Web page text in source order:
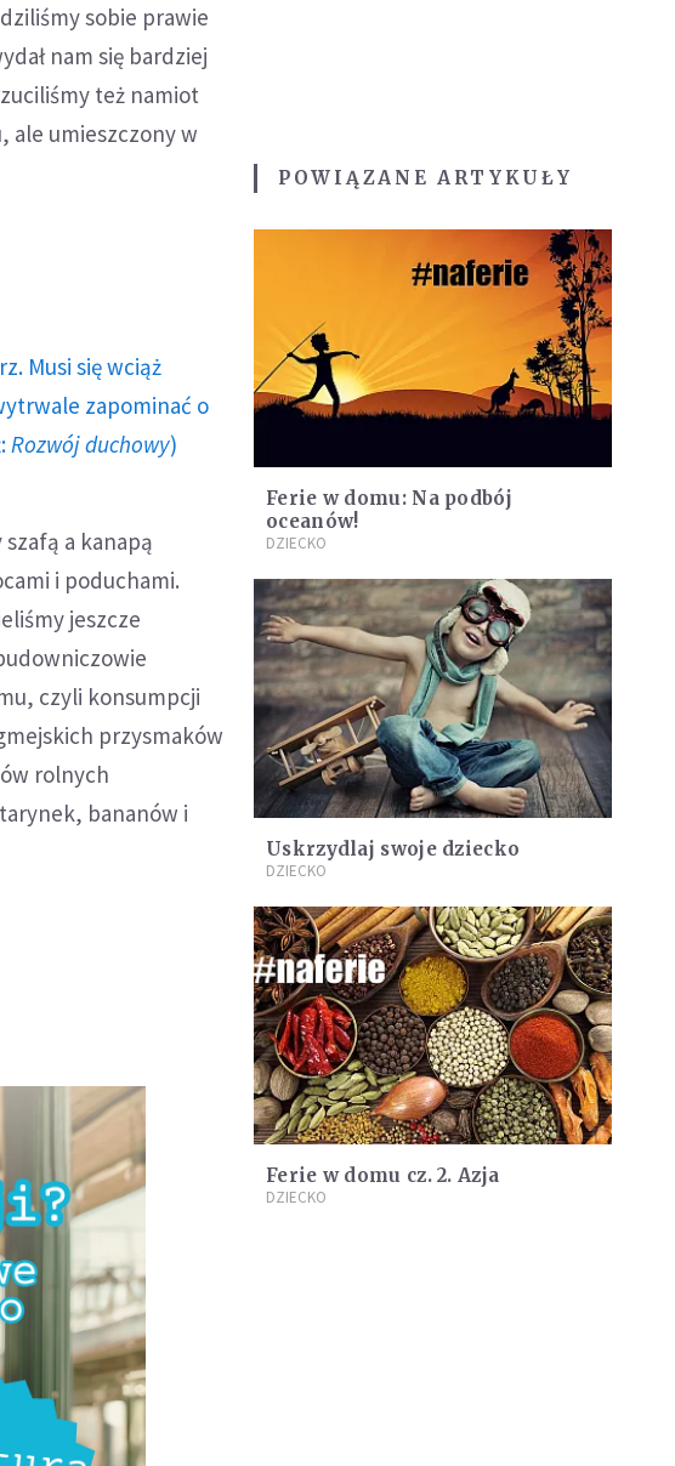
sobie prawie
nam się bardziej
też namiot
ale umieszczony w
Musi się wciąż
zapominać o
Rozwój duchowy)
a kanapą
i poduchami.
jeszcze
czyli konsumpcji
przysmaków
rolnych
bananów i
POWIĄZANE ARTYKUŁY
Ferie w domu: Na podbój
oceanów!
DZIECKO
Uskrzydlaj swoje dziecko
DZIECKO
Ferie w domu cz. 2. Azja
DZIECKO